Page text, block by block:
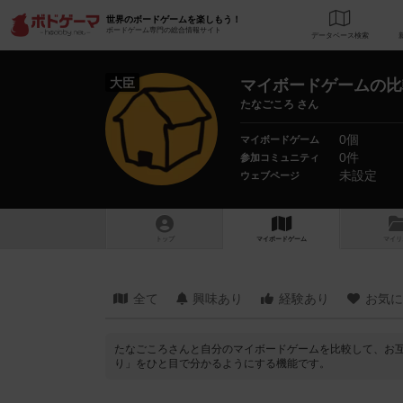
世界のボードゲームを楽しもう！
ボードゲーム専門の総合情報サイト
データベース
大臣 マイボードゲームの
たなごころ さん
マイボードゲーム 0個
参加コミュニティ 0件
ウェブページ 未設定
マイボードゲーム マイリ
全て 興味あり 経験あり お気
たなごころさんと自分のマイボードゲームを比較して、
り」をひと目で分かるようにする機能です。